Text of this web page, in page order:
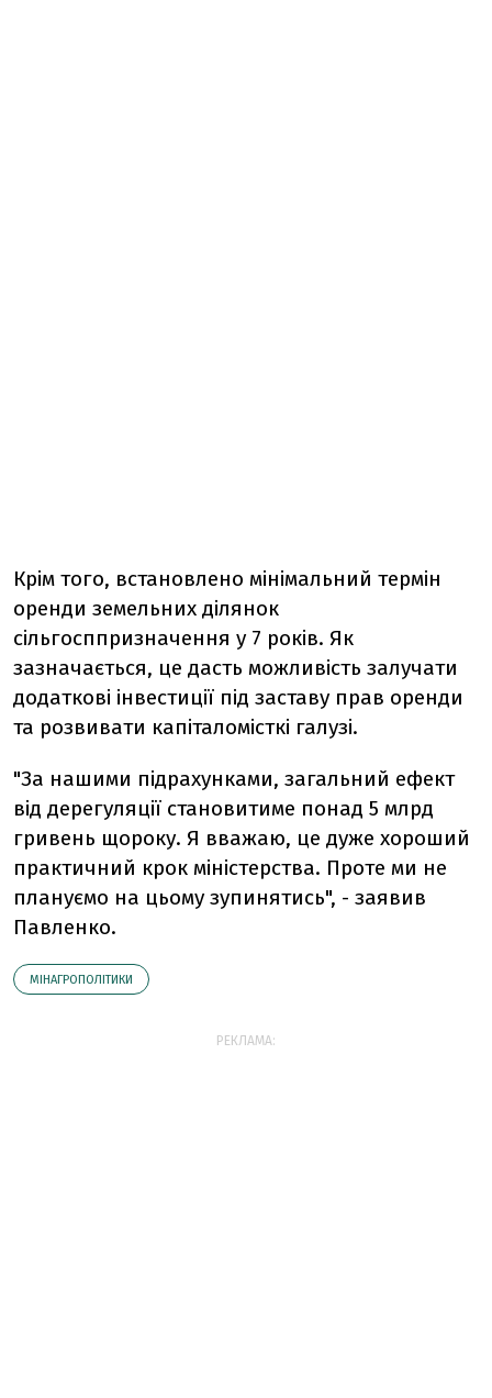
Крім того, встановлено мінімальний термін
оренди земельних ділянок
сільгосппризначення у 7 років. Як
зазначається, це дасть можливість залучати
додаткові інвестиції під заставу прав оренди
та розвивати капіталомісткі галузі.
"За нашими підрахунками, загальний ефект
від дерегуляції становитиме понад 5 млрд
гривень щороку. Я вважаю, це дуже хороший
практичний крок міністерства. Проте ми не
плануємо на цьому зупинятись", - заявив
Павленко.
МІНАГРОПОЛІТИКИ
РЕКЛАМА: